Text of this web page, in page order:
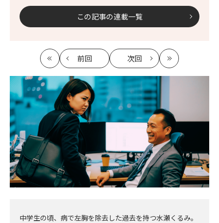
この記事の連載一覧
最
初
前回
記
事
へ
次回
記
事
へ
最
新
中学生の頃、病で左胸を除去した過去を持つ水瀬くるみ。